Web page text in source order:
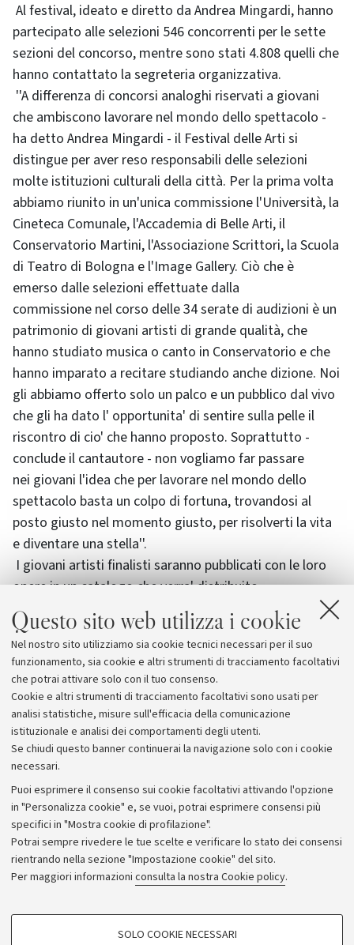
Questo sito web utilizza i cookie
Nel nostro sito utilizziamo sia cookie tecnici necessari per il suo
funzionamento, sia cookie e altri strumenti di tracciamento facoltativi
che potrai attivare solo con il tuo consenso.
Cookie e altri strumenti di tracciamento facoltativi sono usati per
analisi statistiche, misure sull'efficacia della comunicazione
istituzionale e analisi dei comportamenti degli utenti.
Se chiudi questo banner continuerai la navigazione solo con i cookie
necessari.
Puoi esprimere il consenso sui cookie facoltativi attivando l'opzione
in "Personalizza cookie" e, se vuoi, potrai esprimere consensi più
specifici in "Mostra cookie di profilazione".
Potrai sempre rivedere le tue scelte e verificare lo stato dei consensi
rientrando nella sezione "Impostazione cookie" del sito.
Per maggiori informazioni consulta la nostra Cookie policy.
COOKIE DI PROFILAZIONE - FACOLTATIVI
SOLO COOKIE NECESSARI
Al festival, ideato e diretto da Andrea Mingardi, hanno
partecipato alle selezioni 546 concorrenti per le sette
sezioni del concorso, mentre sono stati 4.808 quelli che
hanno contattato la segreteria organizzativa.
''A differenza di concorsi analoghi riservati a giovani
che ambiscono lavorare nel mondo dello spettacolo -
ha detto Andrea Mingardi - il Festival delle Arti si
distingue per aver reso responsabili delle selezioni
molte istituzioni culturali della città. Per la prima volta
abbiamo riunito in un'unica commissione l'Università, la
Cineteca Comunale, l'Accademia di Belle Arti, il
Conservatorio Martini, l'Associazione Scrittori, la Scuola
di Teatro di Bologna e l'Image Gallery. Ciò che è
emerso dalle selezioni effettuate dalla
commissione nel corso delle 34 serate di audizioni è un
patrimonio di giovani artisti di grande qualità, che
hanno studiato musica o canto in Conservatorio e che
hanno imparato a recitare studiando anche dizione. Noi
gli abbiamo offerto solo un palco e un pubblico dal vivo
che gli ha dato l' opportunita' di sentire sulla pelle il
riscontro di cio' che hanno proposto. Soprattutto -
conclude il cantautore - non vogliamo far passare
nei giovani l'idea che per lavorare nel mondo dello
spettacolo basta un colpo di fortuna, trovandosi al
posto giusto nel momento giusto, per risolverti la vita
e diventare una stella''.
I giovani artisti finalisti saranno pubblicati con le loro
opere in un catalogo che verra' distribuito
gratuitamente in 50.000 copie e potranno partecipare
ad un tour teatrale invernale itinerante che tocchera'
diverse citta' dell' Emilia Romagna. Ai vincitori di ogni
sezione andra' inoltre una borsa di studio del valore di
1.500 euro.
Archivio
Comunicati stampa
Redazione
Rassegna stampa